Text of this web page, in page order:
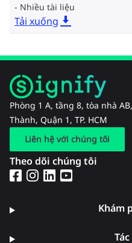
Nhiều tài liệu
Tải xuống
Phòng 1 A, tầng 8, tòa nhà
Thành, Quận 1, TP. HCM
Liên hệ với chúng tôi
Theo dõi chúng tôi
Khám